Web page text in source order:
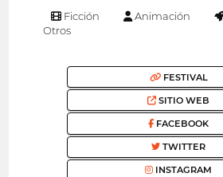
Ficción Animación
Otros
FESTIVAL
SITIO WEB
FACEBOOK
TWITTER
INSTAGRAM